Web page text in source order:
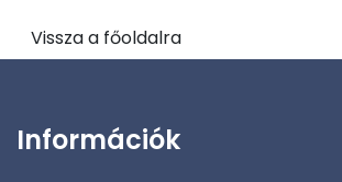
Vissza a főoldalra
Információk